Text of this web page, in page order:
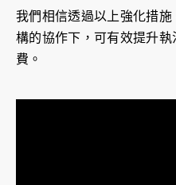
我們相信透過以上強化措
構的協作下，可有效提升
費。